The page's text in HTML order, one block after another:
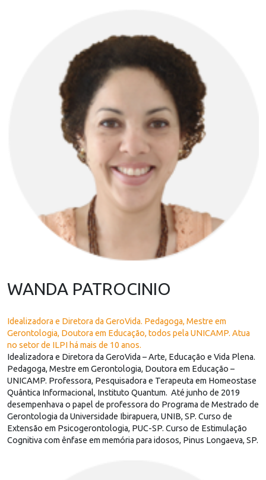
WANDA PATROCINIO
Idealizadora e Diretora da GeroVida. Pedagoga, Mestre em
Gerontologia, Doutora em Educação, todos pela UNICAMP. Atua
no setor de ILPI há mais de 10 anos.
Idealizadora e Diretora da GeroVida – Arte, Educação e Vida Plena.
Pedagoga, Mestre em Gerontologia, Doutora em Educação –
UNICAMP. Professora, Pesquisadora e Terapeuta em Homeostase
Quântica Informacional, Instituto Quantum. Até junho de 2019
desempenhava o papel de professora do Programa de Mestrado de
Gerontologia da Universidade Ibirapuera, UNIB, SP. Curso de
Extensão em Psicogerontologia, PUC-SP. Curso de Estimulação
Cognitiva com ênfase em memória para idosos, Pinus Longaeva, SP.